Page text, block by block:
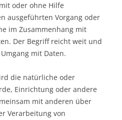
oder ohne Hilfe
ausgeführten Vorgang oder
im Zusammenhang mit
Der Begriff reicht weit und
mit Daten.
die natürliche oder
Einrichtung oder andere
mit anderen über
Verarbeitung von